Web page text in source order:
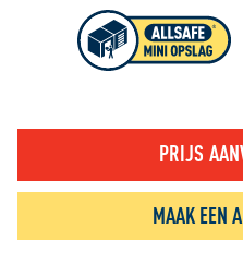
PRIJS
MAAK EEN